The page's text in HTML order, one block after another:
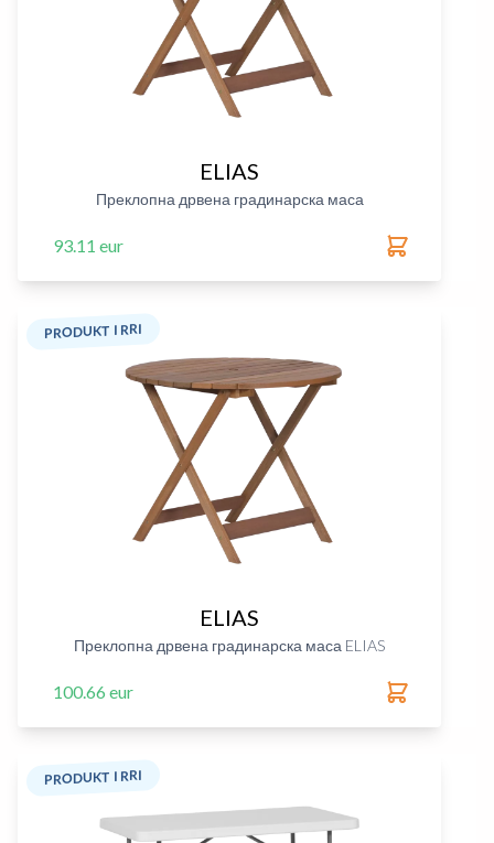
ELIAS
Преклопна дрвена градинарска маса
93.11 eur
PRODUKT I RRI
ELIAS
Преклопна дрвена градинарска маса ELIAS
100.66 eur
PRODUKT I RRI